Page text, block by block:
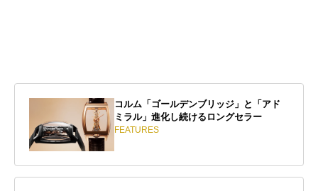
コルム「ゴールデンブリッジ」と「アド
ミラル」進化し続けるロングセラー
FEATURES